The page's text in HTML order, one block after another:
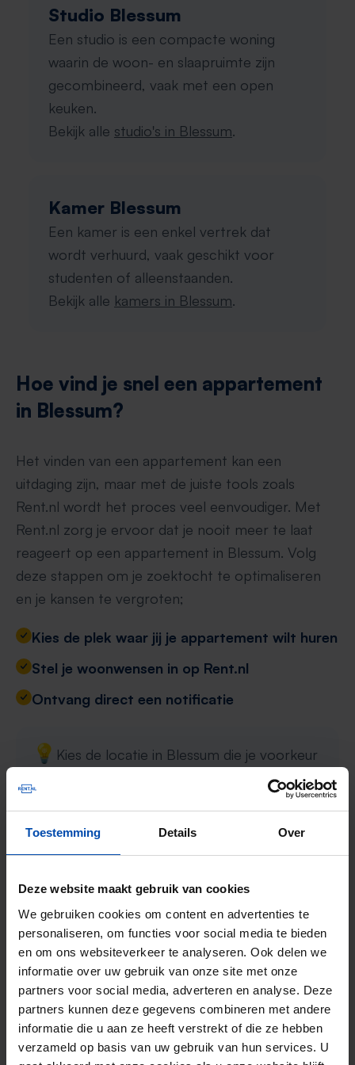
Toestemming Details Over
Deze website maakt gebruik van cookies
We gebruiken cookies om content en advertenties te
personaliseren, om functies voor social media te bieden
en om ons websiteverkeer te analyseren. Ook delen we
informatie over uw gebruik van onze site met onze
partners voor social media, adverteren en analyse. Deze
partners kunnen deze gegevens combineren met andere
informatie die u aan ze heeft verstrekt of die ze hebben
verzameld op basis van uw gebruik van hun services. U
Studio Blessum
Een studio is een compacte woning
waarin de woon- en slaapruimte zijn
gecombineerd, vaak met een open
keuken.
Bekijk alle studio's in Blessum.
Kamer Blessum
Een kamer is een enkel vertrek dat
wordt verhuurd, vaak geschikt voor
studenten of alleenstaanden.
Bekijk alle kamers in Blessum.
Hoe vind je snel een appartement
in Blessum?
Het vinden van een appartement kan een
uitdaging zijn, maar met de juiste tools zoals
Rent.nl wordt het proces veel eenvoudiger. Met
Rent.nl zorg je ervoor dat je nooit meer te laat
reageert op een appartement in Blessum. Volg
deze stappen om je zoektocht te optimaliseren
en je kansen te vergroten;
Kies de plek waar jij je appartement wilt huren
Stel je woonwensen in op Rent.nl
Ontvang direct een notificatie
💡 Kies de locatie in Blessum die je voorkeur
stadscentrum of een rustige buurt. Met
nauwkeurig afgestemd op jouw wensen.
Zodra er een appartement beschikbaar komt in
Blessum, ontvang je meteen een melding.
Reageer als eerste op een
appartement te huur in Blessum